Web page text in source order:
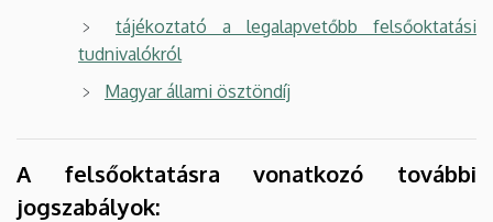
tájékoztató a legalapvetőbb felsőoktatási
tudnivalókról
Magyar állami ösztöndíj
A felsőoktatásra vonatkozó további
jogszabályok: